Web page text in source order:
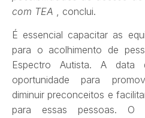
com TEA
, conclui.
É essencial capacitar as
para o acolhimento de
Espectro Autista. A
oportunidade para
diminuir preconceitos e
para essas pessoas. O